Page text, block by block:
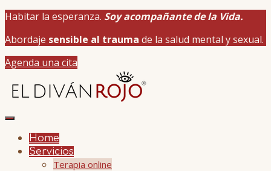
Habitar la esperanza. Soy acompañante de la Vida.
Abordaje sensible al trauma de la salud mental y sexual.
Agenda una cita
Home
Servicios
Terapia online